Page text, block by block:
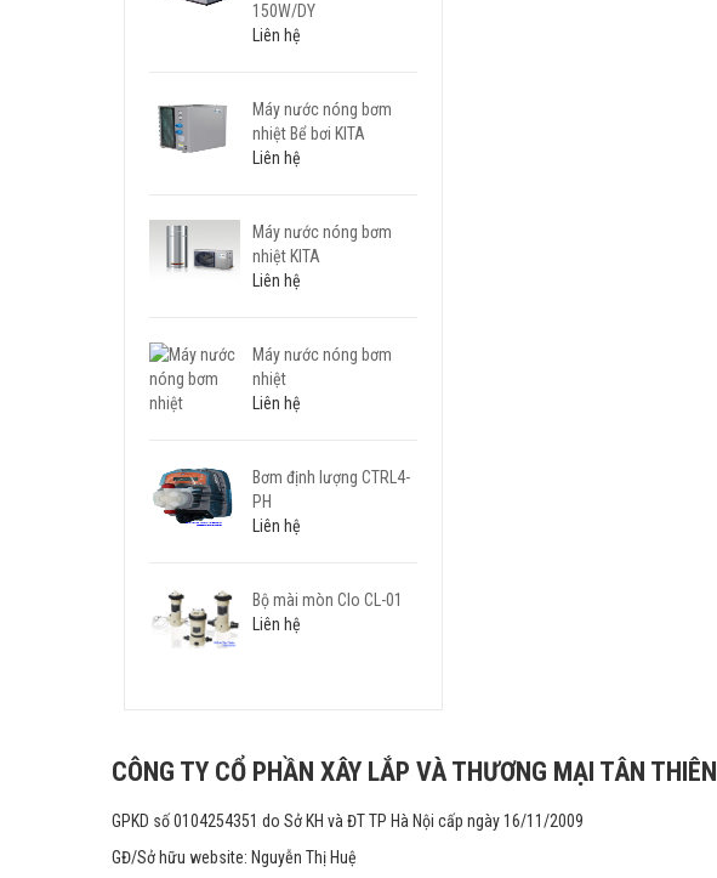
150W/DY
Liên hệ
Máy nước nóng bơm
nhiệt Bể bơi KITA
Liên hệ
Máy nước nóng bơm
nhiệt KITA
Liên hệ
Máy nước nóng bơm
nhiệt
Liên hệ
Bơm định lượng CTRL4-
PH
Liên hệ
Bộ mài mòn Clo CL-01
Liên hệ
CÔNG TY CỔ PHẦN XÂY LẮP VÀ THƯƠNG MẠI TÂN THIÊN
GPKD số 0104254351 do Sở KH và ĐT TP Hà Nội cấp ngày 16/11/2009
GĐ/Sở hữu website: Nguyễn Thị Huệ